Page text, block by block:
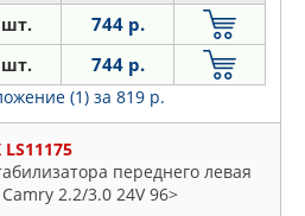
шт. 744 р.
шт. 744 р.
(1) за 819 р.
LS11175
переднего левая
2.2/3.0 24V 96>